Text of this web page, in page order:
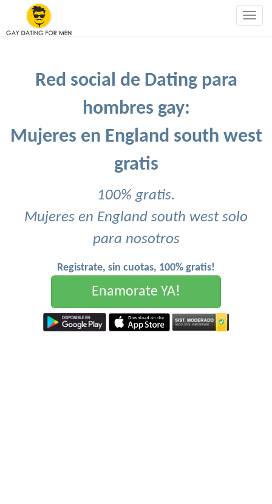
Red social de Dating para
hombres gay:
Mujeres en England south west
gratis
100% gratis.
Mujeres en England south west solo
para nosotros
Registrate, sin cuotas, 100% gratis!
Enamorate YA!